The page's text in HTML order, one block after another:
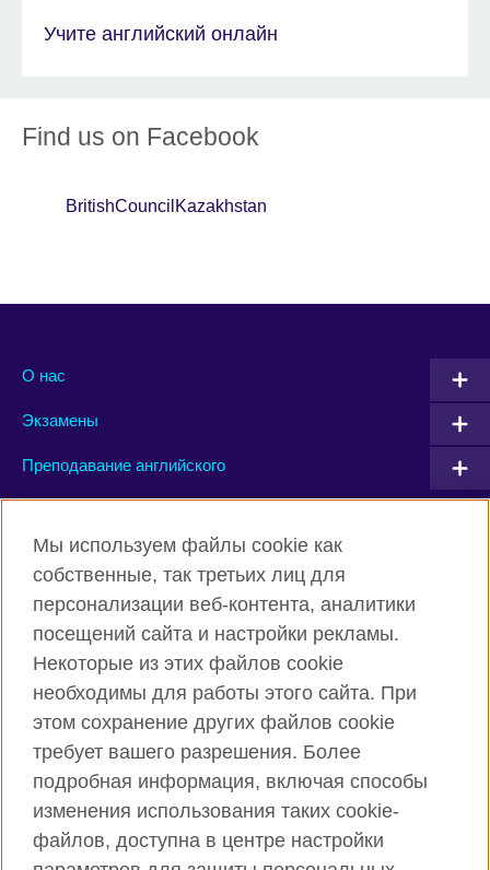
Учите английский онлайн
Find us on Facebook
BritishCouncilKazakhstan
О нас
Экзамены
Преподавание английского
Facebook Twitter
Instagram YouTube
British Council глобально
Privacy and terms of use
Cookies
Мы используем файлы cookie как
собственные, так третьих лиц для
персонализации веб-контента, аналитики
посещений сайта и настройки рекламы.
Некоторые из этих файлов cookie
необходимы для работы этого сайта. При
этом сохранение других файлов cookie
требует вашего разрешения. Более
подробная информация, включая способы
изменения использования таких cookie-
файлов, доступна в центре настройки